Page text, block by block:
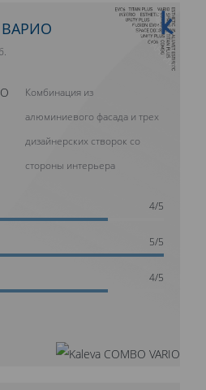
10 ЛЕТ ГАРАНТИИ
Комбинация из
алюминиевого фасада и трех
дизайнерских створок со
стороны интерьера
4/5
5/5
4/5